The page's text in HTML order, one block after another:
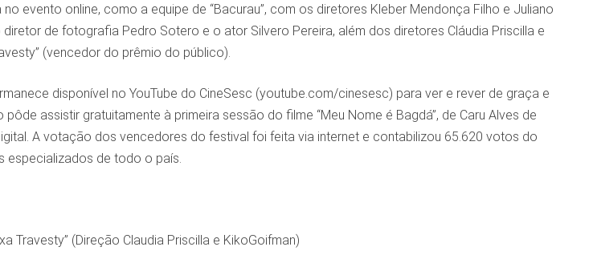
evento online, como a equipe de “Bacurau”, com os diretores Kleber Mendonça Filho e Juliano
diretor de fotografia Pedro Sotero e o ator Silvero Pereira, além dos diretores Cláudia Priscilla e
(vencedor do prêmio do público).
disponível no YouTube do CineSesc (youtube.com/cinesesc) para ver e rever de graça e
assistir gratuitamente à primeira sessão do filme “Meu Nome é Bagdá”, de Caru Alves de
A votação dos vencedores do festival foi feita via internet e contabilizou 65.620 votos do
especializados de todo o país.
Travesty” (Direção Claudia Priscilla e KikoGoifman)